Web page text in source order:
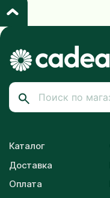
Каталог
Доставка
Оплата